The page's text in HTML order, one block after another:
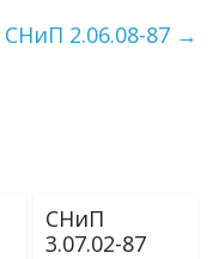
СНиП 2.06.08-87 →
СНиП
3.07.02-87